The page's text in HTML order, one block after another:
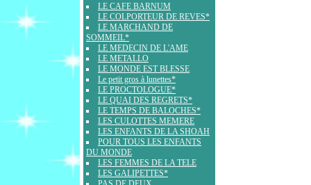
LE CAFE BARNUM
LE COLPORTEUR DE REVES*
LE MARCHAND DE
SOMMEIL*
LE MEDECIN DE L'AME
LE METALLO
LE MONDE EST BLESSE
Le petit gros à lunettes*
LE PROCTOLOGUE*
LE QUAI DES REGRETS*
LE TEMPS DE BALOCHES*
LES CULOTTES MEMERE
LES ENFANTS DE LA SHOAH
POUR TOUS LES ENFANTS
DU MONDE
LES FEMMES DE LA TELE
LES GALIPETTES*